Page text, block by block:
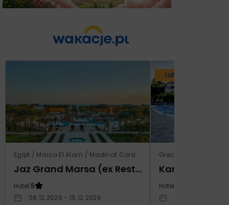
Egipt / Marsa El Alam / Madinat Coraya
Jaz Grand Marsa (ex Resta Grand Resort)
Hotel:5
08.12.2026 - 15.12.2026
Lato 2026
Grecja / Samos /
Kampos
Hotel: